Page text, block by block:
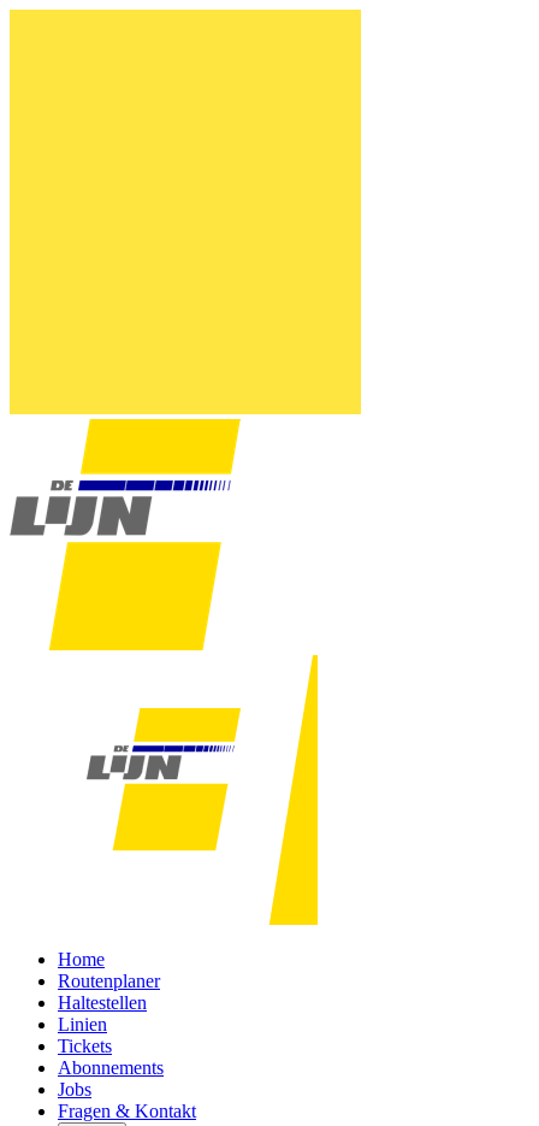
Home
Routenplaner
Haltestellen
Linien
Tickets
Abonnements
Jobs
Fragen & Kontakt